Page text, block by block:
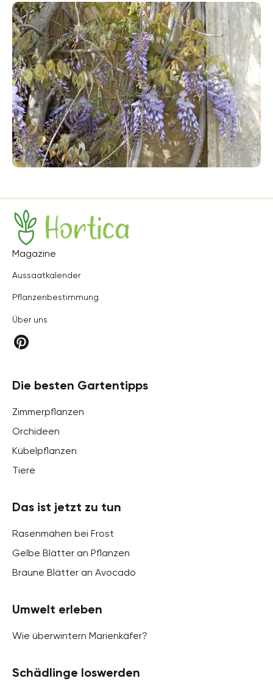
über dekorativem Fiederlaub. Wenngleich sich der
exotische Blütentraum ...
Hortica
Magazine
Aussaatkalender
Pflanzenbestimmung
Über uns
Die besten Gartentipps
Zimmerpflanzen
Orchideen
Kübelpflanzen
Tiere
Das ist jetzt zu tun
Rasenmähen bei Frost
Gelbe Blätter an Pflanzen
Braune Blätter an Avocado
Umwelt erleben
Wie überwintern Marienkäfer?
Schädlinge loswerden